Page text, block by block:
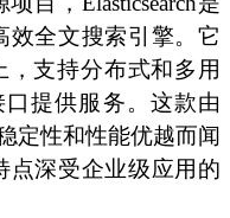
效全文搜索引擎。它
，支持分布式和多用
口提供服务。这款由
定性和性能优越而闻
点深受企业级应用的